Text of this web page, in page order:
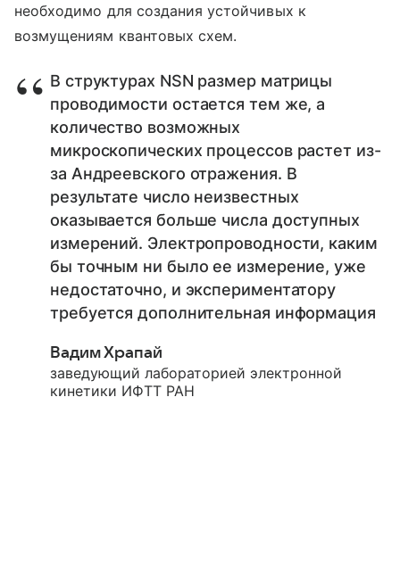
необходимо для создания устойчивых к
возмущениям квантовых схем.
В структурах NSN размер матрицы
проводимости остается тем же, а
количество возможных
микроскопических процессов растет из-
за Андреевского отражения. В
результате число неизвестных
оказывается больше числа доступных
измерений. Электропроводности, каким
бы точным ни было ее измерение, уже
недостаточно, и экспериментатору
требуется дополнительная информация
Вадим Храпай
заведующий лабораторией электронной
кинетики ИФТТ РАН